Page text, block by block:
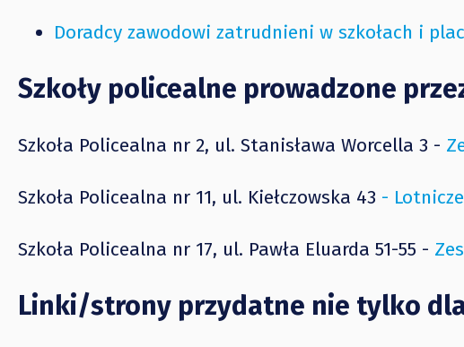
Doradcy zawodowi zatrudnieni w szkołach i
Szkoły policealne prowadzone
Szkoła Policealna nr 2, ul. Stanisława Worcella 3 -
Szkoła Policealna nr 11, ul. Kiełczowska 43 -
Szkoła Policealna nr 17, ul. Pawła Eluarda 51-55 -
Linki/strony przydatne nie tylko